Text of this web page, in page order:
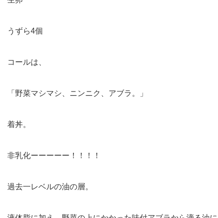
うずら4個
コールは、
「野菜マシマシ、ニンニク、アブラ。」
着丼。
非乳化ーーーーー！！！！
過去一レベルの油の層。